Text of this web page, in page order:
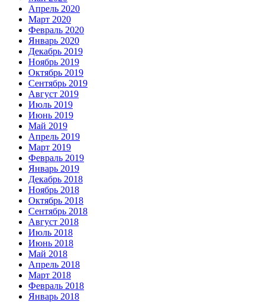
Апрель 2020
Март 2020
Февраль 2020
Январь 2020
Декабрь 2019
Ноябрь 2019
Октябрь 2019
Сентябрь 2019
Август 2019
Июль 2019
Июнь 2019
Май 2019
Апрель 2019
Март 2019
Февраль 2019
Январь 2019
Декабрь 2018
Ноябрь 2018
Октябрь 2018
Сентябрь 2018
Август 2018
Июль 2018
Июнь 2018
Май 2018
Апрель 2018
Март 2018
Февраль 2018
Январь 2018